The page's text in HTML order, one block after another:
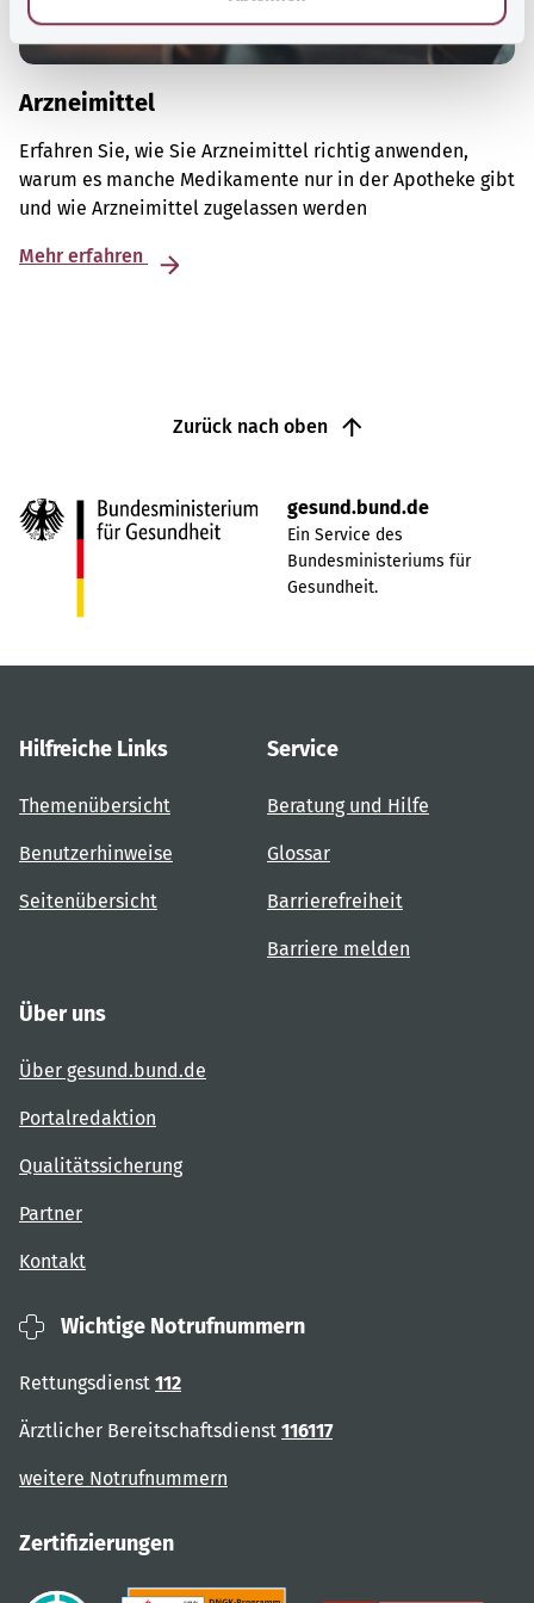
Arzneimittel
Erfahren Sie, wie Sie Arzneimittel richtig anwenden,
warum es manche Medikamente nur in der Apotheke gibt
und wie Arzneimittel zugelassen werden
Mehr erfahren
Zurück nach oben
gesund.bund.de
Ein Service des
Bundesministeriums für
Gesundheit.
Hilfreiche Links
Themenübersicht
Benutzerhinweise
Seitenübersicht
Service
Beratung und Hilfe
Glossar
Barrierefreiheit
Barriere melden
Über uns
Über gesund.bund.de
Portalredaktion
Qualitätssicherung
Partner
Kontakt
Wichtige Notrufnummern
Rettungsdienst 112
Ärztlicher Bereitschaftsdienst 116117
weitere Notrufnummern
Zertifizierungen